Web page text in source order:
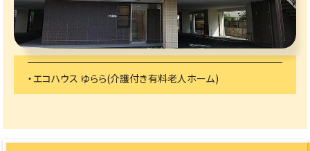
・エコハウス ゆらら(介護付き有料老人ホーム)